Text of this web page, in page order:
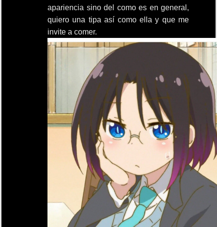
apariencia sino del como es en general,
quiero una tipa así como ella y que me
invite a comer.